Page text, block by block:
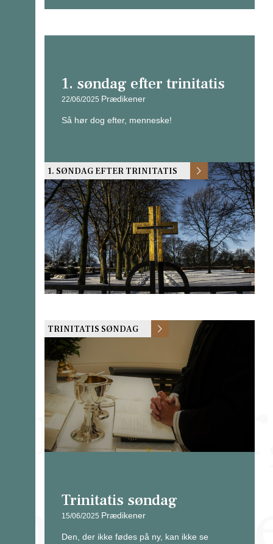
1. søndag efter trinitatis
22/06/2025 Prædikener
Så hør dog efter, menneske!
1. SØNDAG EFTER TRINITATIS
TRINITATIS SØNDAG
Trinitatis søndag
15/06/2025 Prædikener
Den, der ikke fødes på ny, kan ikke se